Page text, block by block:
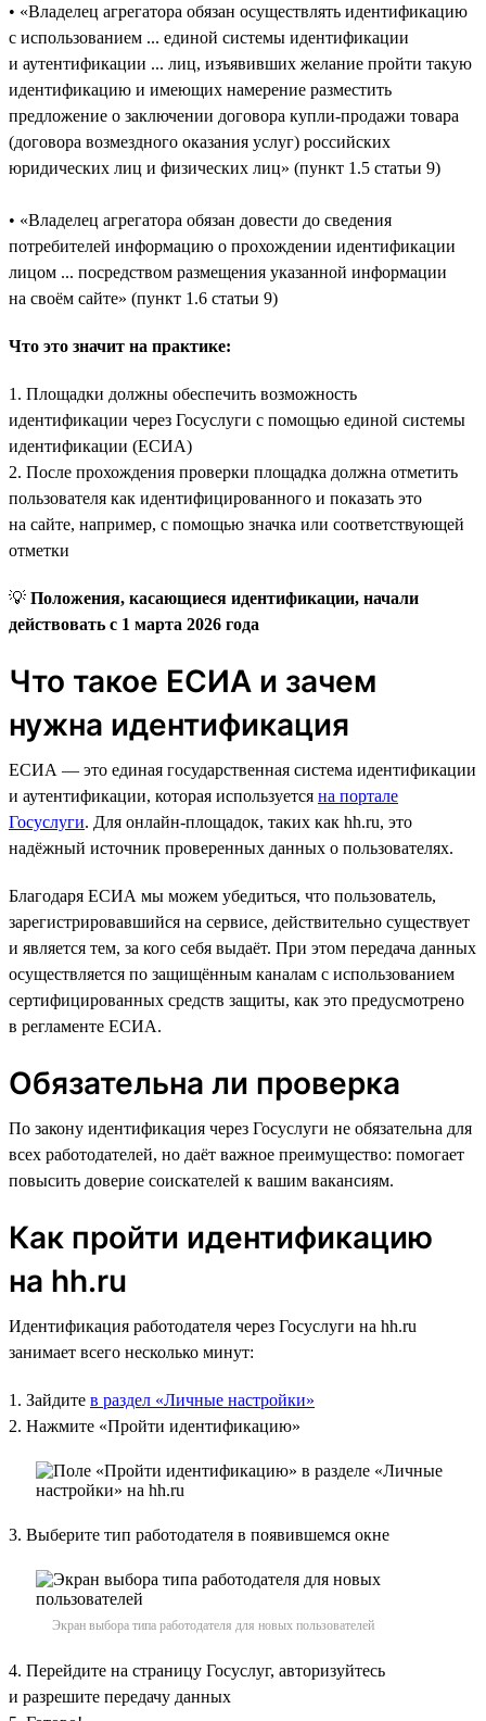
• «Владелец агрегатора обязан осуществлять идентификацию
с использованием ... единой системы идентификации
и аутентификации ... лиц, изъявивших желание пройти такую
идентификацию и имеющих намерение разместить
предложение о заключении договора купли‑продажи товара
(договора возмездного оказания услуг) российских
юридических лиц и физических лиц» (пункт 1.5 статьи 9)
• «Владелец агрегатора обязан довести до сведения
потребителей информацию о прохождении идентификации
лицом ... посредством размещения указанной информации
на своём сайте» (пункт 1.6 статьи 9)
Что это значит на практике:
1. Площадки должны обеспечить возможность
идентификации через Госуслуги с помощью единой системы
идентификации (ЕСИА)
2. После прохождения проверки площадка должна отметить
пользователя как идентифицированного и показать это
на сайте, например, с помощью значка или соответствующей
отметки
💡 Положения, касающиеся идентификации, начали
действовать с 1 марта 2026 года
Что такое ЕСИА и зачем
нужна идентификация
ЕСИА — это единая государственная система идентификации
и аутентификации, которая используется на портале
Госуслуги. Для онлайн-площадок, таких как hh.ru, это
надёжный источник проверенных данных о пользователях.
Благодаря ЕСИА мы можем убедиться, что пользователь,
зарегистрировавшийся на сервисе, действительно существует
и является тем, за кого себя выдаёт. При этом передача данных
осуществляется по защищённым каналам с использованием
сертифицированных средств защиты, как это предусмотрено
в регламенте ЕСИА.
Обязательна ли проверка
По закону идентификация через Госуслуги не обязательна для
всех работодателей, но даёт важное преимущество: помогает
повысить доверие соискателей к вашим вакансиям.
Как пройти идентификацию
на hh.ru
Идентификация работодателя через Госуслуги на hh.ru
занимает всего несколько минут:
1. Зайдите в раздел «Личные настройки»
2. Нажмите «Пройти идентификацию»
3. Выберите тип работодателя в появившемся окне
Экран выбора типа работодателя для новых пользователей
4. Перейдите на страницу Госуслуг, авторизуйтесь
и разрешите передачу данных